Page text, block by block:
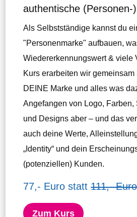
authentische (Personen-
Als Selbstständige kannst du
"Personenmarke" aufbauen,
Wiedererkennungswert & viele
Kurs erarbeiten wir gemeinsam
DEINE Marke und alles was
Angefangen von Logo, Farben,
und Designs aber – und das
auch deine Werte,
„Identity“ und dein
(potenziellen) Kunden.
77,- Euro statt111,- Euro
Zum Kurs